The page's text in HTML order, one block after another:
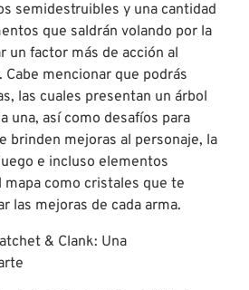
semidestruibles y una cantidad
que saldrán volando por la
un factor más de acción al
mencionar que podrás
las cuales presentan un árbol
una, así como desafíos para
brinden mejoras al personaje, la
e incluso elementos
como cristales que te
las mejoras de cada arma.